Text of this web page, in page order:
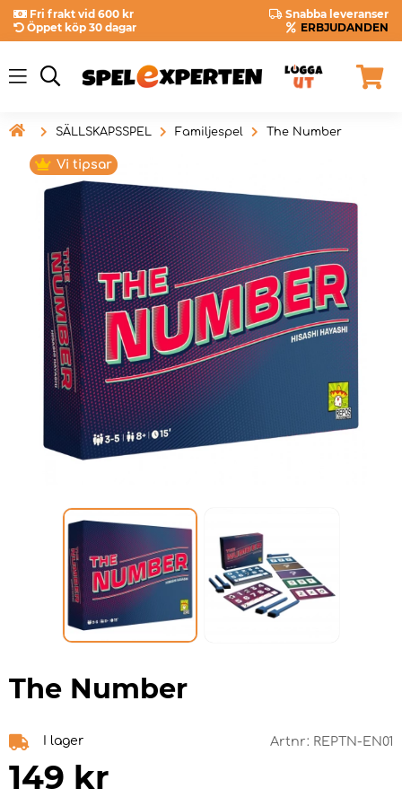
Fri frakt vid 600 kr
Snabba leveranser
Öppet köp 30 dagar
ERBJUDANDEN
 SÄLLSKAPSSPEL Familjespel The Number
The Number
I lager Artnr: REPTN-EN01
149 kr
Vi tipsar